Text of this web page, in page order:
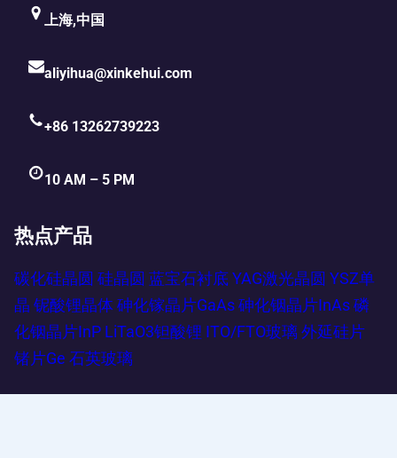
上海,中国
aliyihua@xinkehui.com
+86 13262739223
10 AM – 5 PM
热点产品
碳化硅晶圆 硅晶圆 蓝宝石衬底 YAG激光晶圆 YSZ单
晶 铌酸锂晶体 砷化镓晶片GaAs 砷化铟晶片InAs 磷
化铟晶片InP LiTaO3钽酸锂 ITO/FTO玻璃 外延硅片
锗片Ge 石英玻璃